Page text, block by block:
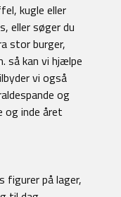
kugle eller
eller søger du
stor burger,
så kan vi hjælpe
vi også
og
og inde året
figurer på lager,